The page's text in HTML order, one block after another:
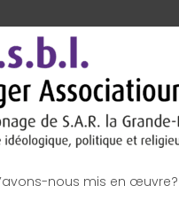
nous mis en œuvre?